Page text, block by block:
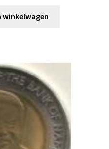
winkelwagen